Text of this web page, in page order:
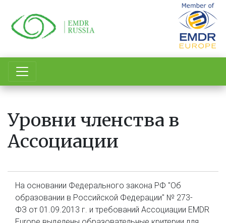
основному
содержанию
Уровни членства в
Ассоциации
На основании Федерального закона РФ "Об
образовании в Российской Федерации" № 273-
ФЗ от 01.09.2013 г. и требований Ассоциации EMDR